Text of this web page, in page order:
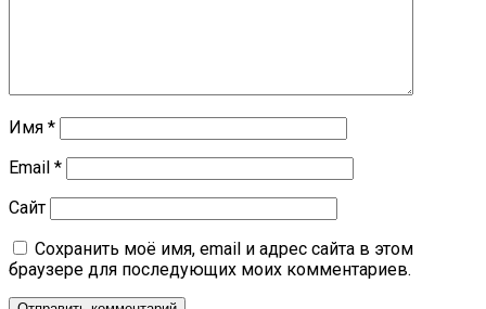
Имя *
Email *
Сайт
Сохранить моё имя, email и адрес сайта в этом
браузере для последующих моих комментариев.